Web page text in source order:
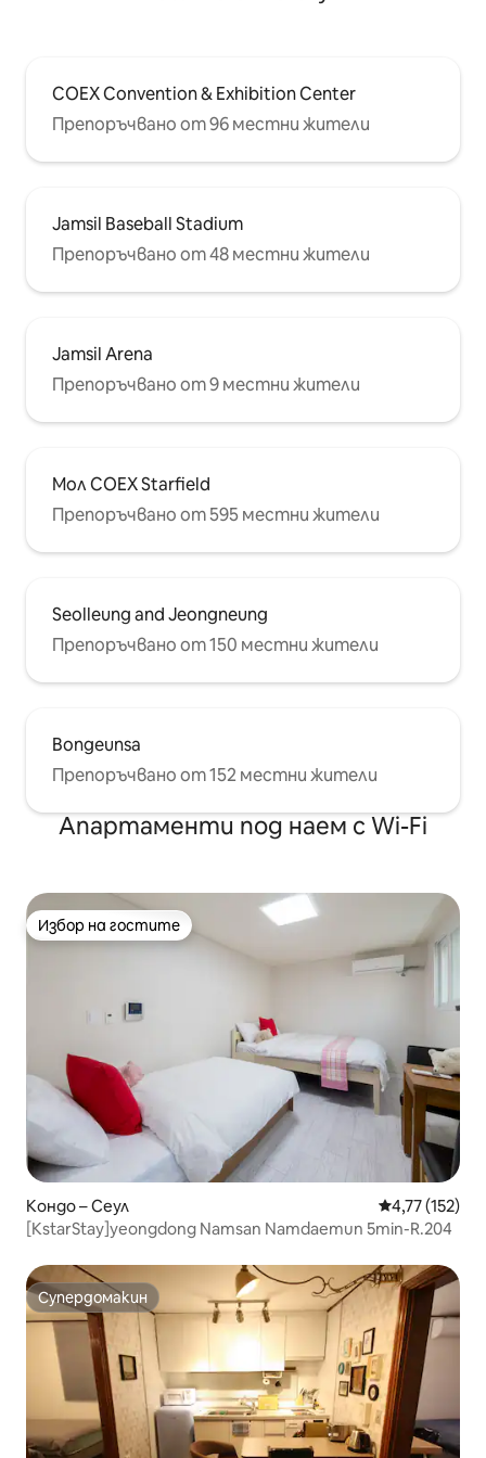
COEX Convention & Exhibition Center
Препоръчвано от 96 местни жители
Jamsil Baseball Stadium
Препоръчвано от 48 местни жители
Jamsil Arena
Препоръчвано от 9 местни жители
Мол COEX Starfield
Препоръчвано от 595 местни жители
Seolleung and Jeongneung
Препоръчвано от 150 местни жители
Bongeunsa
Препоръчвано от 152 местни жители
Апартаменти под наем с Wi-Fi
Избор на гостите
Избор на гостите
Кондо – Сеул Средна
4,77 (152)
[KstarStay]yeongdong Namsan Namdaemun 5min-R.204
Супердомакин
Супердомакин